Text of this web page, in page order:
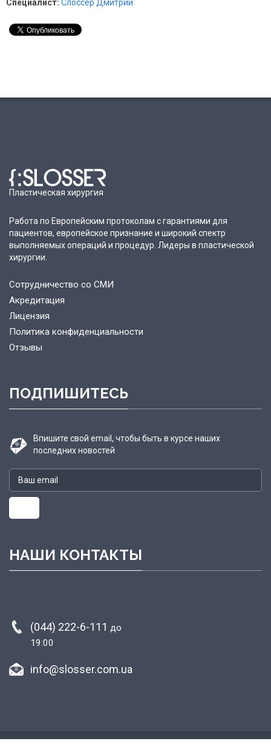
Специалист: Слоссер Дмитрий
Пластическая хирургия
Работа по Европейским протоколам с гарантиями для
пациентов, европейское признание и широкий спектр
выполняемых операций и процедур. Лидеры в пластической
хирургии.
Сотрудничество со СМИ
Акредитация
Лицензия
Политика конфиденциальности
Отзывы
ПОДПИШИТЕСЬ
Впишите свой email, чтобы быть в курсе наших
последних новостей
НАШИ КОНТАКТЫ
(044) 222-6-111 до
19:00
info@slosser.com.ua